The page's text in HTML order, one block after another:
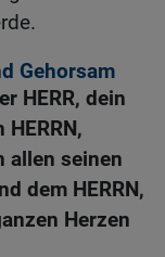
Gehorsam
HERR, dein
allen seinen
dem HERRN,
Herzen